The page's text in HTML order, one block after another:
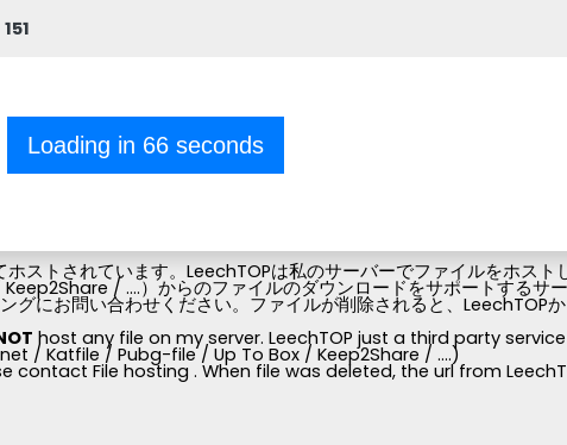
151
Loading in 66 seconds
ストされています。LeechTOPは私のサーバーでファイルをホスト
/ ....）からのファイルのダウンロードをサポートするサー
にお問い合わせください。ファイルが削除されると、LeechTOPか
host any file on my server. LeechTOP just a third party
/ Katfile / Pubg-file / Up To Box / Keep2Share / ....)
File hosting . When file was deleted, the url from